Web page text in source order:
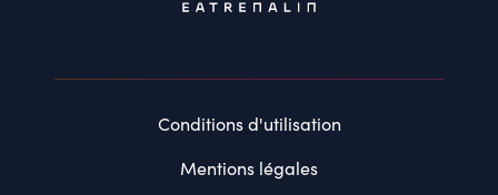
Conditions d'utilisation
Mentions légales